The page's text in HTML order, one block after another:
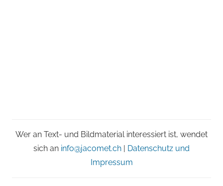
Wer an Text- und Bildmaterial interessiert ist, wendet
sich an info@jacomet.ch | Datenschutz und
Impressum